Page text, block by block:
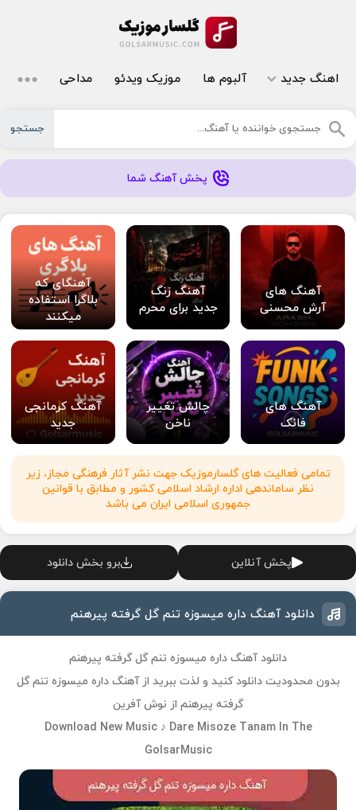
اهنگ جدید آلبوم ها موزیک ویدئو مداحی
جستجو
پخش آهنگ شما
آهنگ های
آرش محسنی
آهنگ زنگ
جدید برای محرم
آهنگای که
بلاگرا استفاده
میکنند
آهنگ های
فانک
چالش تغییر
ناخن
آهنگ کرمانجی
جدید
تمامی فعالیت های گلسارموزیک جهت نشر آثار فرهنگی مجاز، زیر
نظر ساماندهی اداره ارشاد اسلامی کشور و مطابق با قوانین
جمهوری اسلامی ایران می باشد
پخش آنلاین برو بخش دانلود
دانلود آهنگ داره میسوزه تنم گل گرفته پیرهنم
دانلود آهنگ داره میسوزه تنم گل گرفته پیرهنم
بدون محدودیت دانلود کنید و لذت ببرید از آهنگ داره میسوزه تنم گل
گرفته پیرهنم از نوش آفرین
Download New Music ♪ Dare Misoze TanamIn The
GolsarMusic